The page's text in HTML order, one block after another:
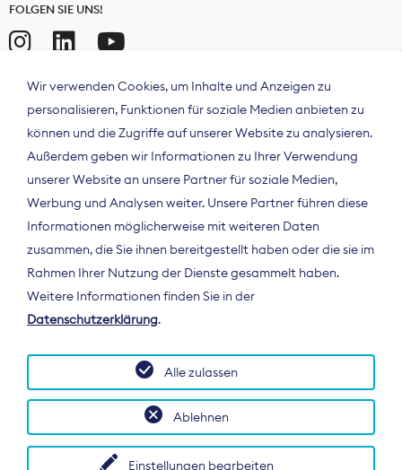
FOLGEN SIE UNS!
Der Bundesverband Digitalpublisher und
Zeitungsverleger (BDZV) vertritt als
Spitzenorganisation die Interessen der
Deutschland und auf EU-Ebene.
Wir verwenden Cookies, um Inhalte und Anzeigen zu
personalisieren, Funktionen für soziale Medien anbieten zu
können und die Zugriffe auf unserer Website zu analysieren.
Außerdem geben wir Informationen zu Ihrer Verwendung
unserer Website an unsere Partner für soziale Medien,
Werbung und Analysen weiter. Unsere Partner führen diese
Informationen möglicherweise mit weiteren Daten
zusammen, die Sie ihnen bereitgestellt haben oder die sie im
Rahmen Ihrer Nutzung der Dienste gesammelt haben.
Weitere Informationen finden Sie in der
Datenschutzerklärung.
Einstellungen bearbeiten
Ablehnen
Alle zulassen